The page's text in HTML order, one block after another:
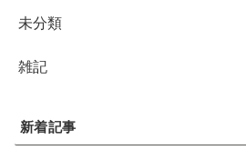
未分類
雑記
新着記事